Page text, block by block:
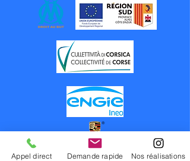
Appel direct Demande rapide Nos réalisations